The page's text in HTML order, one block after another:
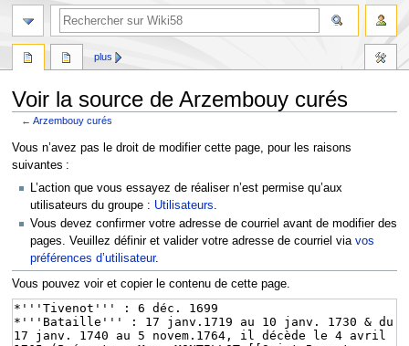
Voir la source de Arzembouy curés
←Arzembouy curés
Aller
à
navigation
Aller
à
recherche
Vous n’avez pas le droit de modifier cette page, pour les raisons
suivantes :
L’action que vous essayez de réaliser n’est permise qu’aux
utilisateurs du groupe : Utilisateurs.
Vous devez confirmer votre adresse de courriel avant de modifier des
pages. Veuillez définir et valider votre adresse de courriel via vos
préférences d’utilisateur.
Vous pouvez voir et copier le contenu de cette page.
plus